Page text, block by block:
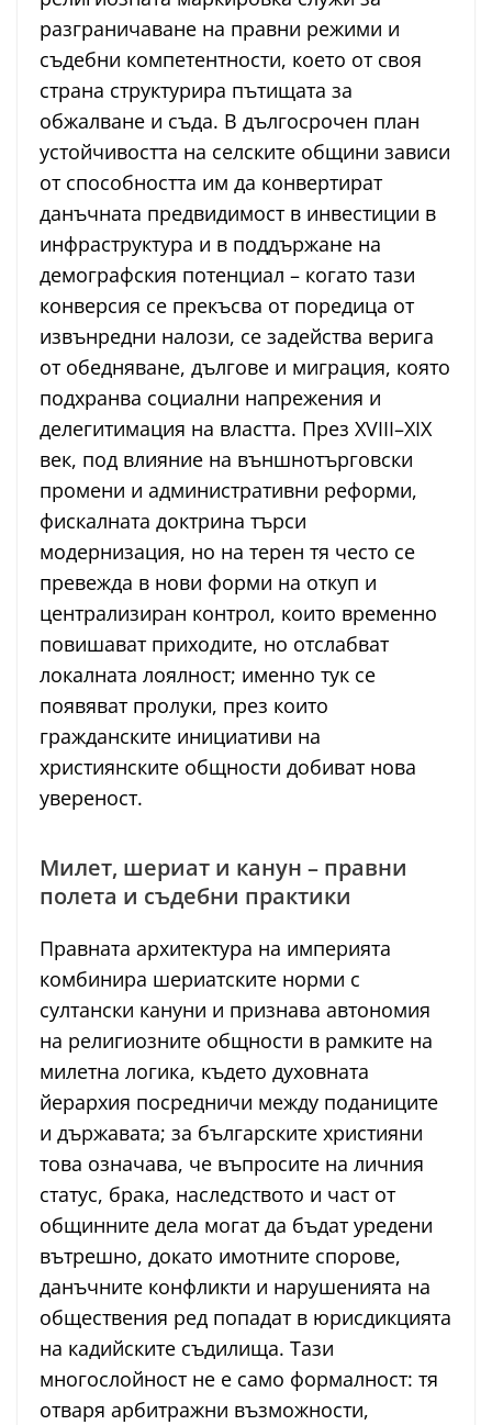
разграничаване на правни режими и
съдебни компетентности, което от своя
страна структурира пътищата за
обжалване и съда. В дългосрочен план
устойчивостта на селските общини зависи
от способността им да конвертират
данъчната предвидимост в инвестиции в
инфраструктура и в поддържане на
демографския потенциал – когато тази
конверсия се прекъсва от поредица от
извънредни налози, се задейства верига
от обедняване, дългове и миграция, която
подхранва социални напрежения и
делегитимация на властта. През XVIII–XIX
век, под влияние на външнотърговски
промени и административни реформи,
фискалната доктрина търси
модернизация, но на терен тя често се
превежда в нови форми на откуп и
централизиран контрол, които временно
повишават приходите, но отслабват
локалната лоялност; именно тук се
появяват пролуки, през които
гражданските инициативи на
християнските общности добиват нова
увереност.
Милет, шериат и канун – правни
полета и съдебни практики
Правната архитектура на империята
комбинира шериатските норми с
султански кануни и признава автономия
на религиозните общности в рамките на
милетна логика, където духовната
йерархия посредничи между поданиците
и държавата; за българските християни
това означава, че въпросите на личния
статус, брака, наследството и част от
общинните дела могат да бъдат уредени
вътрешно, докато имотните спорове,
данъчните конфликти и нарушенията на
обществения ред попадат в юрисдикцията
на кадийските съдилища. Тази
многослойност не е само формалност: тя
отваря арбитражни възможности,